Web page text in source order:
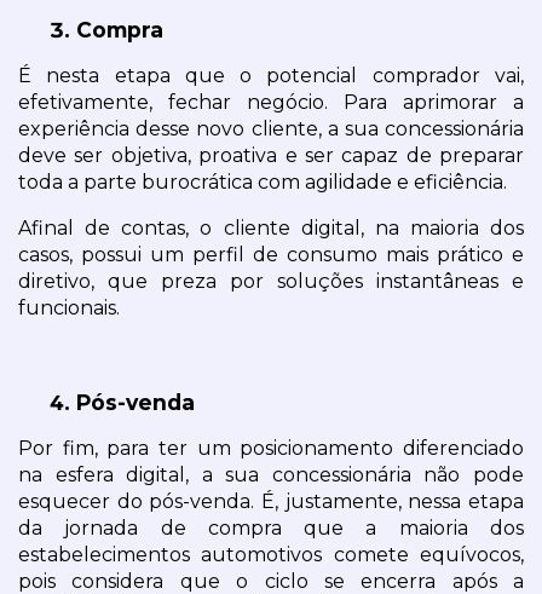
Compra
É nesta etapa que o potencial comprador vai,
efetivamente, fechar negócio. Para aprimorar a
experiência desse novo cliente, a sua concessionária
deve ser objetiva, proativa e ser capaz de preparar
toda a parte burocrática com agilidade e eficiência.
Afinal de contas, o cliente digital, na maioria dos
casos, possui um perfil de consumo mais prático e
diretivo, que preza por soluções instantâneas e
funcionais.
Pós-venda
Por fim, para ter um posicionamento diferenciado
na esfera digital, a sua concessionária não pode
esquecer do pós-venda. É, justamente, nessa etapa
da jornada de compra que a maioria dos
estabelecimentos automotivos comete equívocos,
pois considera que o ciclo se encerra após a